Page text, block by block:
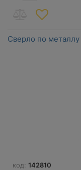
Сверло по
код: 142810